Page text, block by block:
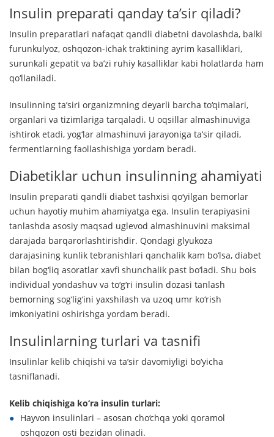
Insulin preparati qanday ta’sir qiladi?
Insulin preparatlari nafaqat qandli diabetni davolashda, balki
furunkulyoz, oshqozon-ichak traktining ayrim kasalliklari,
surunkali gepatit va ba’zi ruhiy kasalliklar kabi holatlarda ham
qo‘llaniladi.
Insulinning ta’siri organizmning deyarli barcha to‘qimalari,
organlari va tizimlariga tarqaladi. U oqsillar almashinuviga
ishtirok etadi, yog‘lar almashinuvi jarayoniga ta’sir qiladi,
fermentlarning faollashishiga yordam beradi.
Diabetiklar uchun insulinning ahamiyati
Insulin preparati qandli diabet tashxisi qo‘yilgan bemorlar
uchun hayotiy muhim ahamiyatga ega. Insulin terapiyasini
tanlashda asosiy maqsad uglevod almashinuvini maksimal
darajada barqarorlashtirishdir. Qondagi glyukoza
darajasining kunlik tebranishlari qanchalik kam bo‘lsa, diabet
bilan bog‘liq asoratlar xavfi shunchalik past bo‘ladi. Shu bois
individual yondashuv va to‘g‘ri insulin dozasi tanlash
bemorning sog‘lig‘ini yaxshilash va uzoq umr ko‘rish
imkoniyatini oshirishga yordam beradi.
Insulinlarning turlari va tasnifi
Insulinlar kelib chiqishi va ta’sir davomiyligi bo‘yicha
tasniflanadi.
Kelib chiqishiga ko‘ra insulin turlari:
Hayvon insulinlari – asosan cho‘chqa yoki qoramol
oshqozon osti bezidan olinadi.